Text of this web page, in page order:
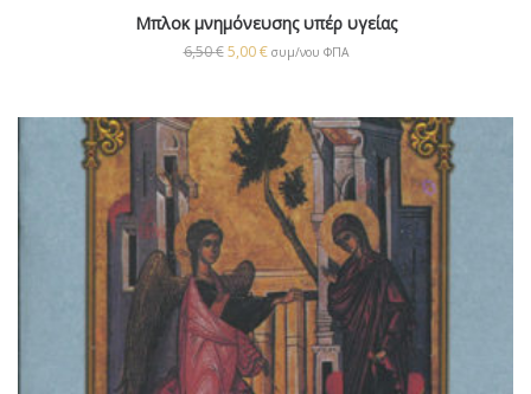
Μπλοκ μνημόνευσης υπέρ υγείας
6,50€ 5,00€ συμ/νου ΦΠΑ